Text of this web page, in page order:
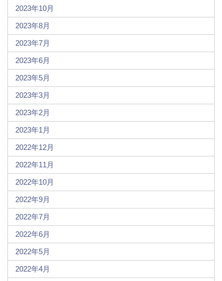
2023年10月
2023年8月
2023年7月
2023年6月
2023年5月
2023年3月
2023年2月
2023年1月
2022年12月
2022年11月
2022年10月
2022年9月
2022年7月
2022年6月
2022年5月
2022年4月